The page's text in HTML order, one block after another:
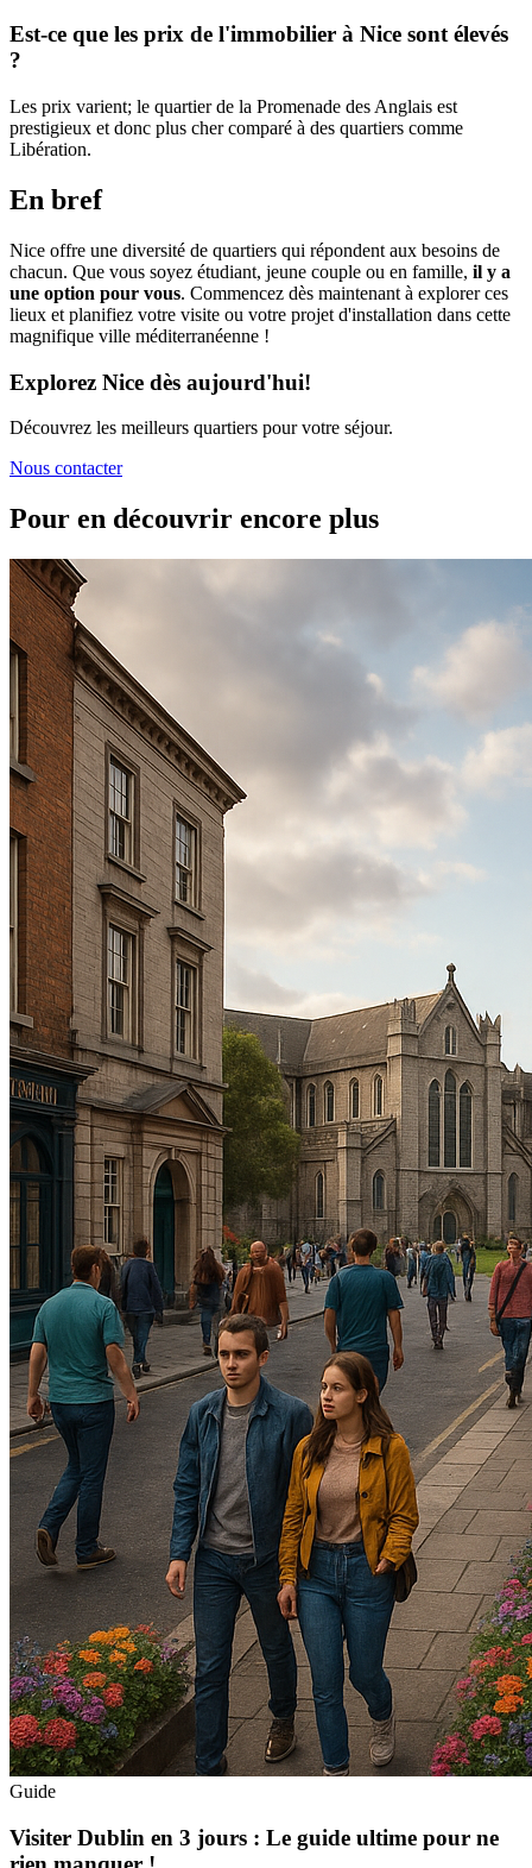
Est-ce que les prix de l'immobilier à Nice sont élevés
?
Les prix varient; le quartier de la Promenade des Anglais est
prestigieux et donc plus cher comparé à des quartiers comme
Libération.
En bref
Nice offre une diversité de quartiers qui répondent aux besoins de
chacun. Que vous soyez étudiant, jeune couple ou en famille, il y a
une option pour vous. Commencez dès maintenant à explorer ces
lieux et planifiez votre visite ou votre projet d'installation dans cette
magnifique ville méditerranéenne !
Explorez Nice dès aujourd'hui!
Découvrez les meilleurs quartiers pour votre séjour.
Nous contacter
Pour en découvrir encore plus
Guide
Visiter Dublin en 3 jours : Le guide ultime pour ne